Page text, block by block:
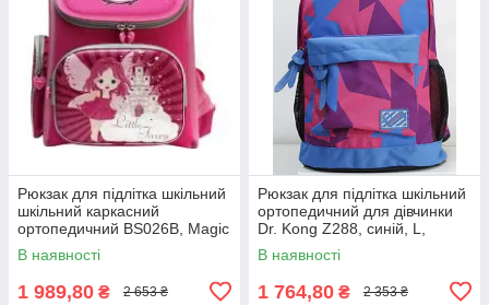
Рюкзак для підлітка шкільний
шкільний каркасний
ортопедичний BS026B, Magic
time, 33*29*13см, Dr.Kong
972256 для дівчинки
В наявності
1 989,80 ₴ 2 653 ₴
Рюкзак для підлітка шкільний
ортопедичний для дівчинки
Dr. Kong Z288, синій, L,
970238
В наявності
1 764,80 ₴ 2 353 ₴